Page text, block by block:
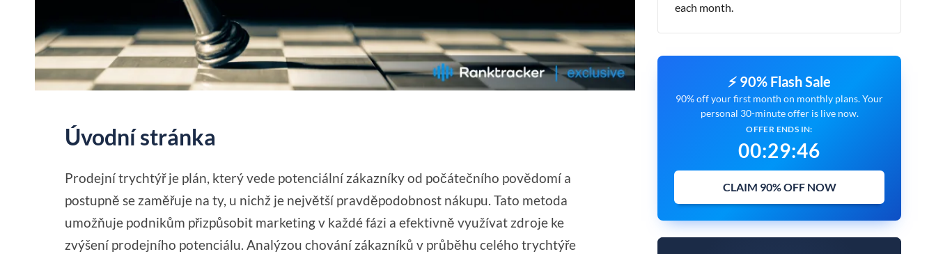
Úvodní stránka
Prodejní trychtýř je plán, který vede potenciální zákazníky od počátečního povědomí a
postupně se zaměřuje na ty, u nichž je největší pravděpodobnost nákupu. Tato metoda
umožňuje podnikům přizpůsobit marketing v každé fázi a efektivně využívat zdroje ke
zvýšení prodejního potenciálu. Analýzou chování zákazníků v průběhu celého trychtýře
each month.
⚡ 90% Flash Sale
90% off your first month on monthly plans. Your
personal 30-minute offer is live now.
OFFER ENDS IN:
00:29:45
CLAIM 90% OFF NOW